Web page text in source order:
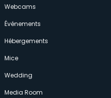
Webcams
Événements
Hébergements
Mice
Wedding
Media Room